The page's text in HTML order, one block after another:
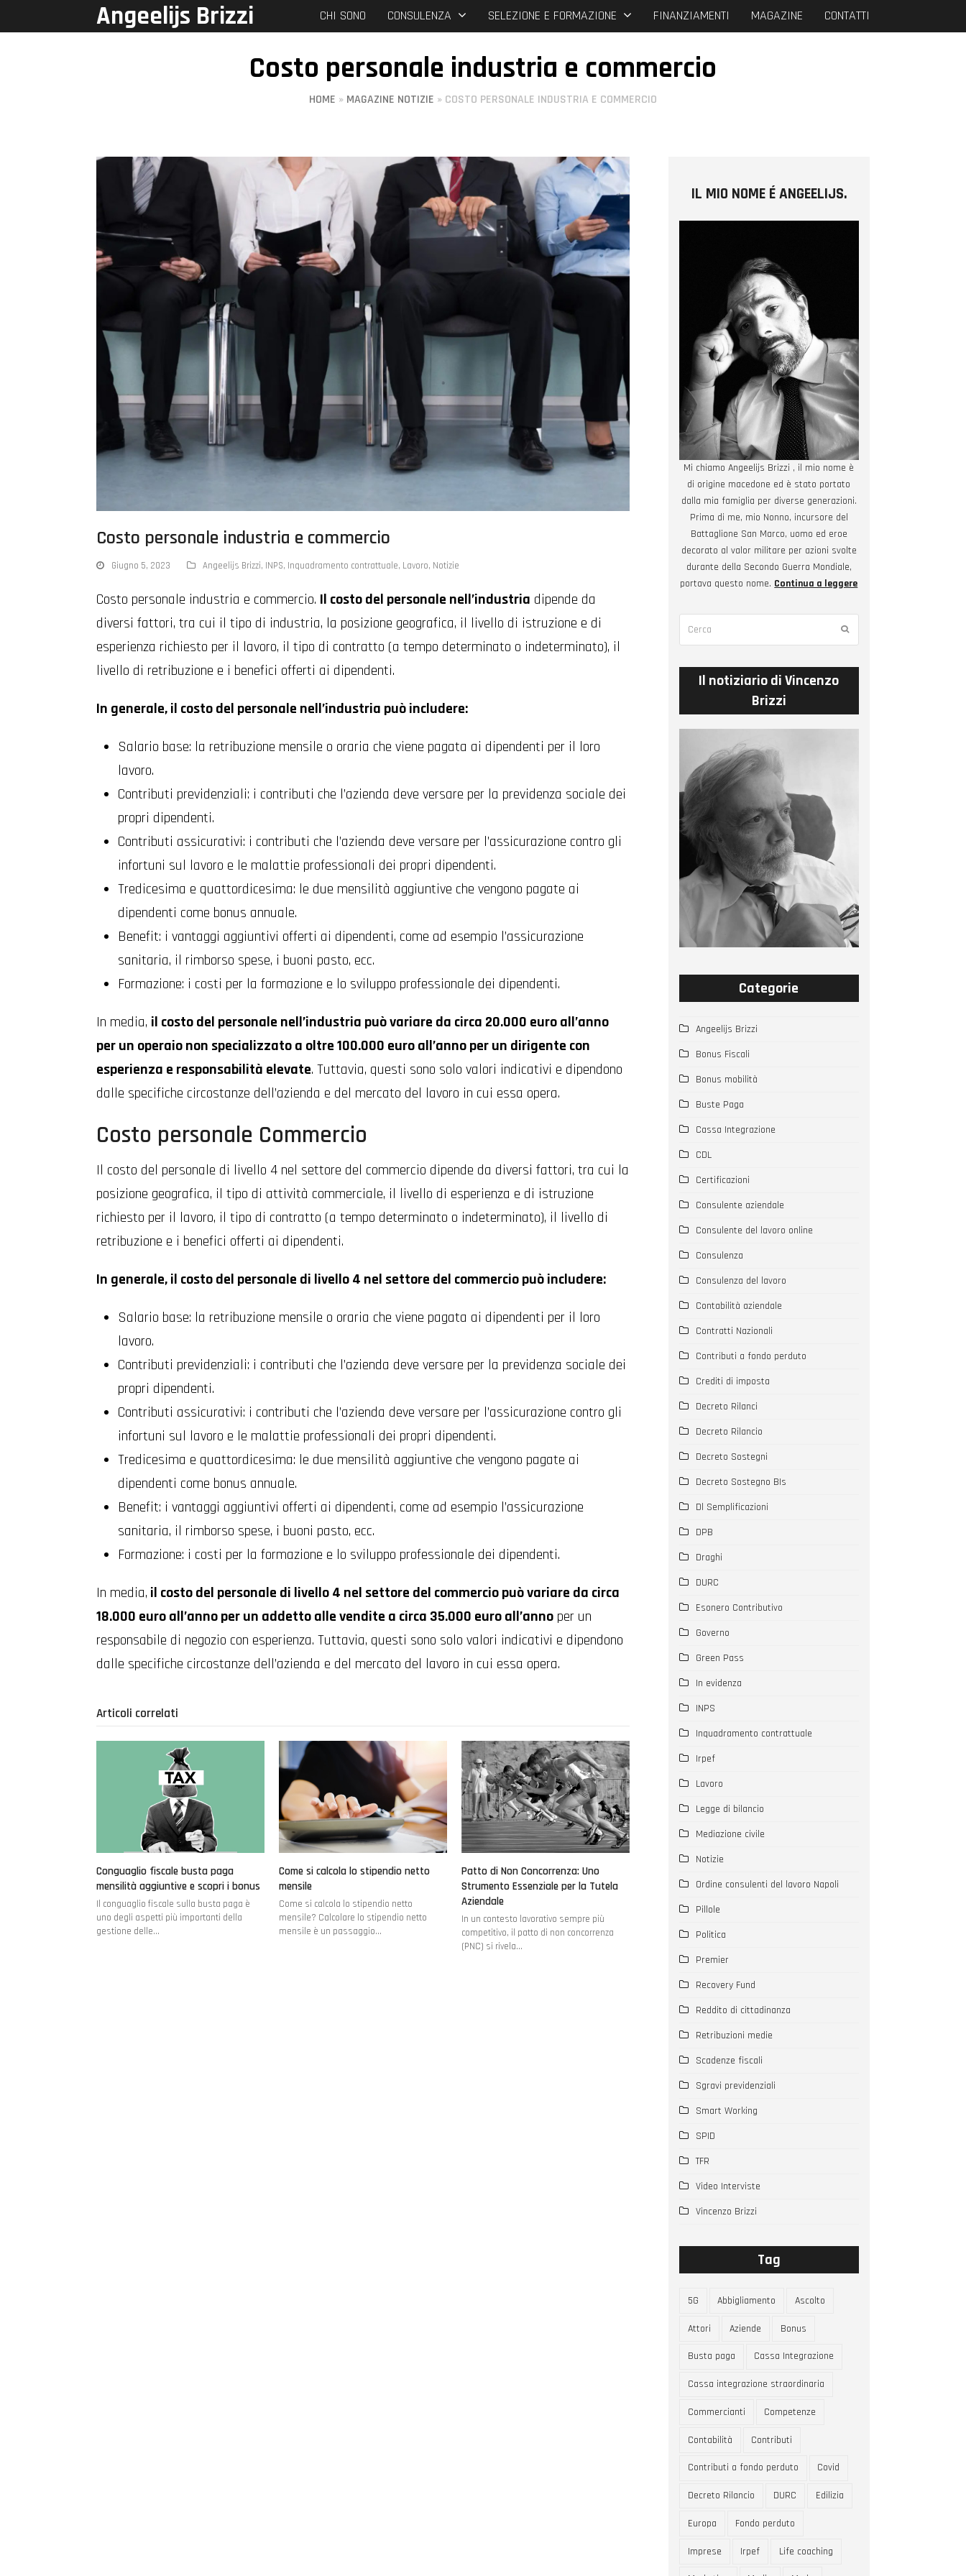
Angeelijs Brizzi CHI SONO CONSULENZA SELEZIONE E FORMAZIONE FINANZIAMENTI MAGAZINE CONTATTI
Costo personale industria e commercio
HOME » MAGAZINE NOTIZIE » COSTO PERSONALE INDUSTRIA E COMMERCIO
Costo personale industria e commercio
Giugno 5, 2023 Angeelijs Brizzi, INPS, Inquadramento contrattuale, Lavoro, Notizie
Costo personale industria e commercio. Il costo del personale nell’industria dipende da
diversi fattori, tra cui il tipo di industria, la posizione geografica, il livello di istruzione e di
esperienza richiesto per il lavoro, il tipo di contratto (a tempo determinato o indeterminato), il
livello di retribuzione e i benefici offerti ai dipendenti.
In generale, il costo del personale nell’industria può includere:
Salario base: la retribuzione mensile o oraria che viene pagata ai dipendenti per il loro
lavoro.
Contributi previdenziali: i contributi che l’azienda deve versare per la previdenza sociale dei
propri dipendenti.
Contributi assicurativi: i contributi che l’azienda deve versare per l’assicurazione contro gli
infortuni sul lavoro e le malattie professionali dei propri dipendenti.
Tredicesima e quattordicesima: le due mensilità aggiuntive che vengono pagate ai
dipendenti come bonus annuale.
Benefit: i vantaggi aggiuntivi offerti ai dipendenti, come ad esempio l’assicurazione
sanitaria, il rimborso spese, i buoni pasto, ecc.
Formazione: i costi per la formazione e lo sviluppo professionale dei dipendenti.
In media, il costo del personale nell’industria può variare da circa 20.000 euro all’anno
per un operaio non specializzato a oltre 100.000 euro all’anno per un dirigente con
esperienza e responsabilità elevate. Tuttavia, questi sono solo valori indicativi e dipendono
dalle specifiche circostanze dell’azienda e del mercato del lavoro in cui essa opera.
Costo personale Commercio
Il costo del personale di livello 4 nel settore del commercio dipende da diversi fattori, tra cui la
posizione geografica, il tipo di attività commerciale, il livello di esperienza e di istruzione
richiesto per il lavoro, il tipo di contratto (a tempo determinato o indeterminato), il livello di
retribuzione e i benefici offerti ai dipendenti.
In generale, il costo del personale di livello 4 nel settore del commercio può includere:
Salario base: la retribuzione mensile o oraria che viene pagata ai dipendenti per il loro
lavoro.
Contributi previdenziali: i contributi che l’azienda deve versare per la previdenza sociale dei
propri dipendenti.
Contributi assicurativi: i contributi che l’azienda deve versare per l’assicurazione contro gli
infortuni sul lavoro e le malattie professionali dei propri dipendenti.
Tredicesima e quattordicesima: le due mensilità aggiuntive che vengono pagate ai
dipendenti come bonus annuale.
Benefit: i vantaggi aggiuntivi offerti ai dipendenti, come ad esempio l’assicurazione
sanitaria, il rimborso spese, i buoni pasto, ecc.
Formazione: i costi per la formazione e lo sviluppo professionale dei dipendenti.
In media, il costo del personale di livello 4 nel settore del commercio può variare da circa
18.000 euro all’anno per un addetto alle vendite a circa 35.000 euro all’anno per un
responsabile di negozio con esperienza. Tuttavia, questi sono solo valori indicativi e dipendono
dalle specifiche circostanze dell’azienda e del mercato del lavoro in cui essa opera.
Articoli correlati
Conguaglio fiscale busta paga
mensilità aggiuntive e scopri i bonus
Il conguaglio fiscale sulla busta paga è
uno degli aspetti più importanti della
gestione delle…
Come si calcola lo stipendio netto
mensile
Come si calcola lo stipendio netto
mensile? Calcolare lo stipendio netto
mensile è un passaggio…
Patto di Non Concorrenza: Uno
Strumento Essenziale per la Tutela
Aziendale
In un contesto lavorativo sempre più
competitivo, il patto di non concorrenza
(PNC) si rivela…
IL MIO NOME É ANGEELIJS.
Mi chiamo Angeelijs Brizzi , il mio nome è
di origine macedone ed è stato portato
dalla mia famiglia per diverse generazioni.
Prima di me, mio Nonno, incursore del
Battaglione San Marco, uomo ed eroe
decorato al valor militare per azioni svolte
durante della Secondo Guerra Mondiale,
portava questo nome. Continua a leggere
Submit
Il notiziario di Vincenzo
Brizzi
Categorie
Angeelijs Brizzi
Bonus Fiscali
Bonus mobilità
Buste Paga
Cassa Integrazione
CDL
Certificazioni
Consulente aziendale
Consulente del lavoro online
Consulenza
Consulenza del lavoro
Contabilità aziendale
Contratti Nazionali
Contributi a fondo perduto
Crediti di imposta
Decreto Rilanci
Decreto Rilancio
Decreto Sostegni
Decreto Sostegno BIs
Dl Semplificazioni
DPB
Draghi
DURC
Esonero Contributivo
Governo
Green Pass
In evidenza
INPS
Inquadramento contrattuale
Irpef
Lavoro
Legge di bilancio
Mediazione civile
Notizie
Ordine consulenti del lavoro Napoli
Pillole
Politica
Premier
Recovery Fund
Reddito di cittadinanza
Retribuzioni medie
Scadenze fiscali
Sgravi previdenziali
Smart Working
SPID
TFR
Video Interviste
Vincenzo Brizzi
Tag
5G Abbigliamento Ascolto
Attori Aziende Bonus
Busta paga Cassa Integrazione
Cassa integrazione straordinaria
Commercianti Competenze
Contabilità Contributi
Contributi a fondo perduto Covid
Decreto Rilancio DURC Edilizia
Europa Fondo perduto
Imprese Irpef Life coaching